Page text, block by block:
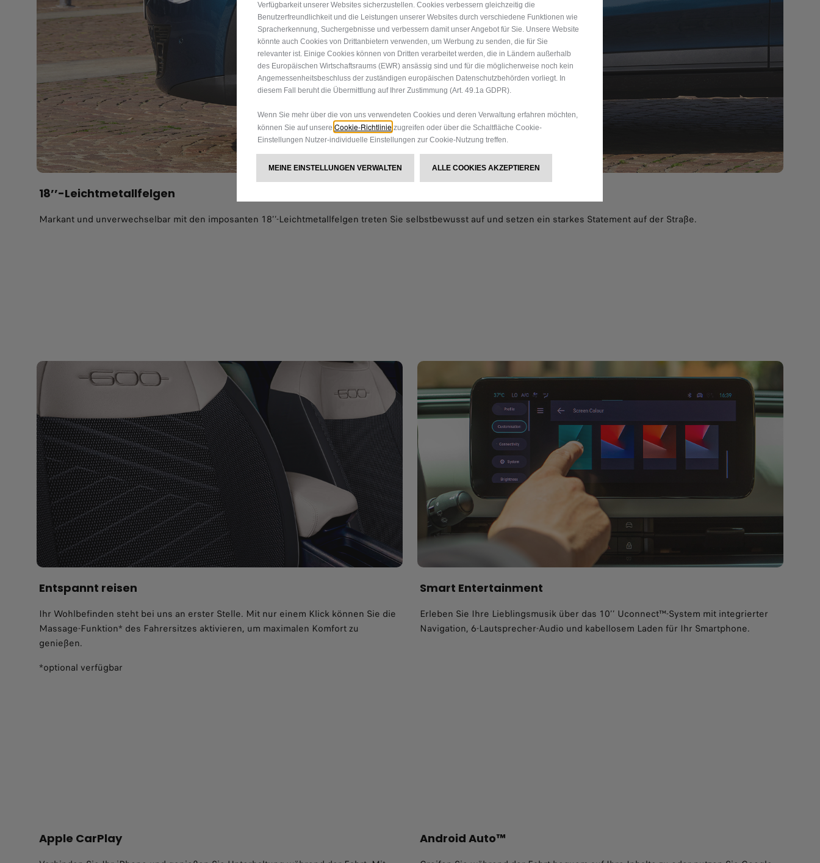
18’’-Leichtmetallfelgen
Markant und unverwechselbar mit den imposanten 18’’-Leichtmetallfelgen treten Sie selbstbewusst auf und setzen ein starkes Statement auf der Straße.
Entspannt reisen
Ihr Wohlbefinden steht bei uns an erster Stelle. Mit nur einem Klick können Sie die
Massage-Funktion* des Fahrersitzes aktivieren, um maximalen Komfort zu
genießen.
*optional verfügbar
Smart Entertainment​
Erleben Sie Ihre Lieblingsmusik über das 10’’ Uconnect™-System mit integrierter
Navigation, 6-Lautsprecher-Audio und kabellosem Laden für Ihr Smartphone.
Apple CarPlay Android Auto™
Verfügbarkeit unserer Websites sicherzustellen. Cookies verbessern gleichzeitig die
Benutzerfreundlichkeit und die Leistungen unserer Websites durch verschiedene Funktionen wie
Spracherkennung, Suchergebnisse und verbessern damit unser Angebot für Sie. Unsere Website
könnte auch Cookies von Drittanbietern verwenden, um Werbung zu senden, die für Sie
relevanter ist. Einige Cookies können von Dritten verarbeitet werden, die in Ländern außerhalb
des Europäischen Wirtschaftsraums (EWR) ansässig sind und für die möglicherweise noch kein
Angemessenheitsbeschluss der zuständigen europäischen Datenschutzbehörden vorliegt. In
diesem Fall beruht die Übermittlung auf Ihrer Zustimmung (Art. 49.1a GDPR).
Wenn Sie mehr über die von uns verwendeten Cookies und deren Verwaltung erfahren möchten,
können Sie auf unsere Cookie-Richtlinie zugreifen oder über die Schaltfläche Cookie-
Einstellungen Nutzer-individuelle Einstellungen zur Cookie-Nutzung treffen.
MEINE EINSTELLUNGEN VERWALTEN ALLE COOKIES AKZEPTIEREN